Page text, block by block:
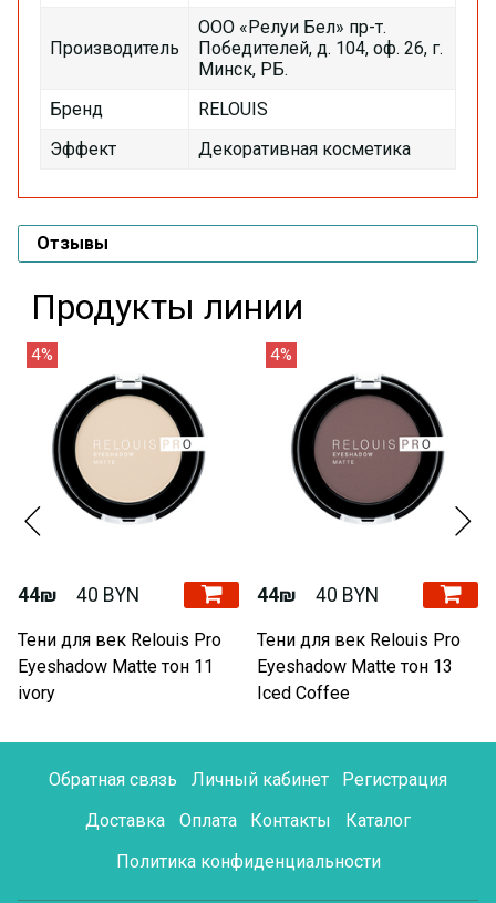
Производитель
ООО «Релуи Бел» пр-т.
Победителей, д. 104, оф. 26, г.
Минск, РБ.
Бренд
RELOUIS
Эффект
Декоративная косметика
Отзывы
Продукты линии
4%
44₪ 40 BYN
Тени для век Relouis Pro
Eyeshadow Matte тон 11
ivory
4%
44₪ 40 BYN
Тени для век Relouis Pro
Eyeshadow Matte тон 13
Iced Coffee
Обратная связь Личный кабинет
Регистрация
Доставка
Оплата Контакты
Каталог
Политика конфиденциальности